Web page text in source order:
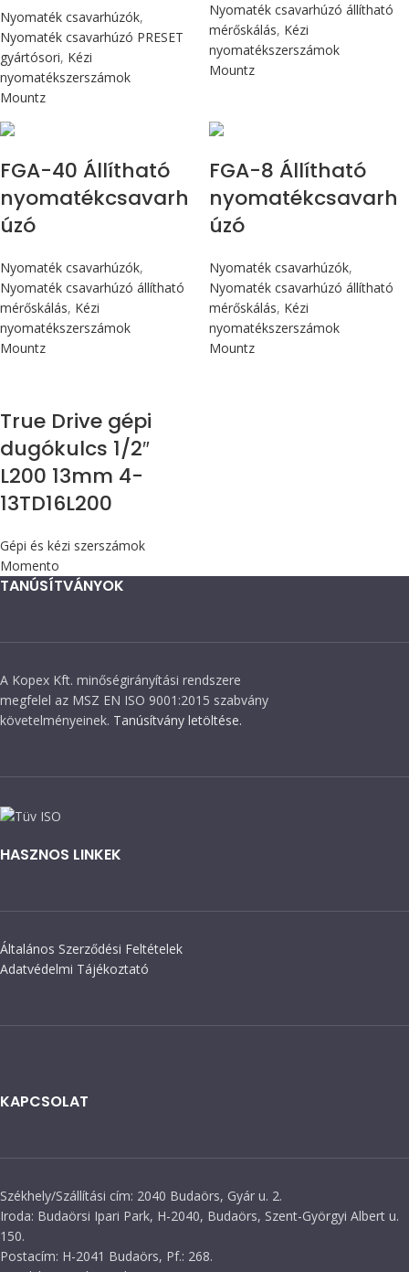
Nyomaték csavarhúzók,
Nyomaték csavarhúzó PRESET
gyártósori, Kézi
nyomatékszerszámok
Mountz
Nyomaték csavarhúzó állítható
mérőskálás, Kézi
nyomatékszerszámok
Mountz
FGA-40 Állítható
nyomatékcsavarh
úzó
Nyomaték csavarhúzók,
Nyomaték csavarhúzó állítható
mérőskálás, Kézi
nyomatékszerszámok
Mountz
FGA-8 Állítható
nyomatékcsavarh
úzó
Nyomaték csavarhúzók,
Nyomaték csavarhúzó állítható
mérőskálás, Kézi
nyomatékszerszámok
Mountz
True Drive gépi
dugókulcs 1/2″
L200 13mm 4-
13TD16L200
Gépi és kézi szerszámok
Momento
TANÚSÍTVÁNYOK
A Kopex Kft. minőségirányítási rendszere
megfelel az MSZ EN ISO 9001:2015 szabvány
követelményeinek. Tanúsítvány letöltése.
HASZNOS LINKEK
Általános Szerződési Feltételek
Adatvédelmi Tájékoztató
KAPCSOLAT
Székhely/Szállítási cím: 2040 Budaörs, Gyár u. 2.
Iroda: Budaörsi Ipari Park, H-2040, Budaörs, Szent-Györgyi Albert u.
150.
Postacím: H-2041 Budaörs, Pf.: 268.